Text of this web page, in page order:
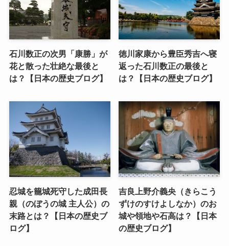
石川数正の次男「康勝」が
花と散った壮絶な最後と
は？【日本の歴史ブログ】
徳川家康から豊臣秀吉へ寝
返った石川数正の最後と
は？【日本の歴史ブログ】
忍城を籠城死守した成田長
親（のぼうの城 主人公）の
末路とは？【日本の歴史ブ
ログ】
吉良上野介義央（きらこう
ずけのすけよしなか）のお
城や領地や石高は？【日本
の歴史ブログ】